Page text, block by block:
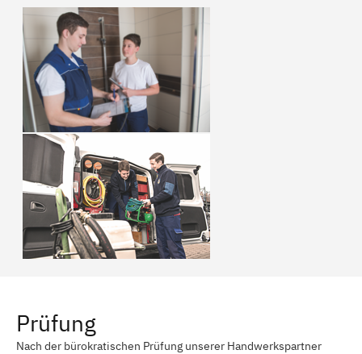
Prüfung
Nach der bürokratischen Prüfung unserer Handwerkspartner